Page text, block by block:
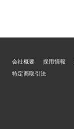
会社概要 採用情報
特定商取引法